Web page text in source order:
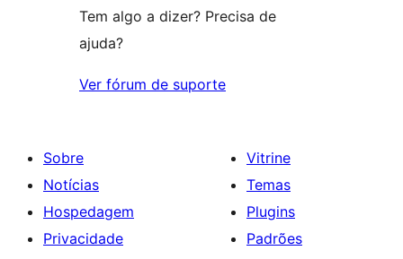
Tem algo a dizer? Precisa de
ajuda?
Ver fórum de suporte
Sobre
Notícias
Hospedagem
Privacidade
Vitrine
Temas
Plugins
Padrões